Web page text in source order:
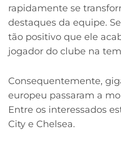
rapidamente se
destaques da equipe.
tão positivo que ele
jogador do clube na
Consequentemente,
europeu passaram a
Entre os interessados
City e Chelsea.